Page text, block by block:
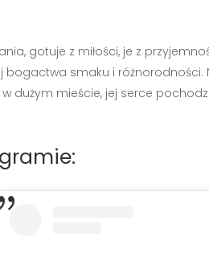
gotuje z miłości, je z
smaku i
dużym mieście, jej serce